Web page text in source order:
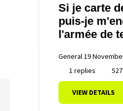
Si je carte
puis-je
l'armée de
General19
1 replies
VIEW DETAILS